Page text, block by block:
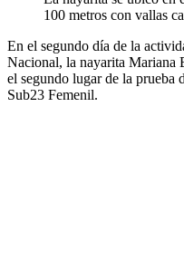
100 metros con vallas
En el segundo día de la
Nacional, la nayarita Mariana
el segundo lugar de la prueba
Sub23 Femenil.